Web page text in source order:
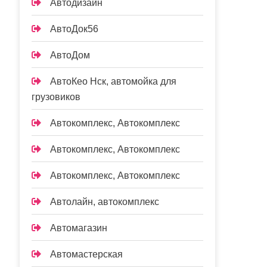
Автодизайн
АвтоДок56
АвтоДом
АвтоКео Нск, автомойка для
грузовиков
Автокомплекс, Автокомплекс
Автокомплекс, Автокомплекс
Автокомплекс, Автокомплекс
Автолайн, автокомплекс
Автомагазин
Автомастерская